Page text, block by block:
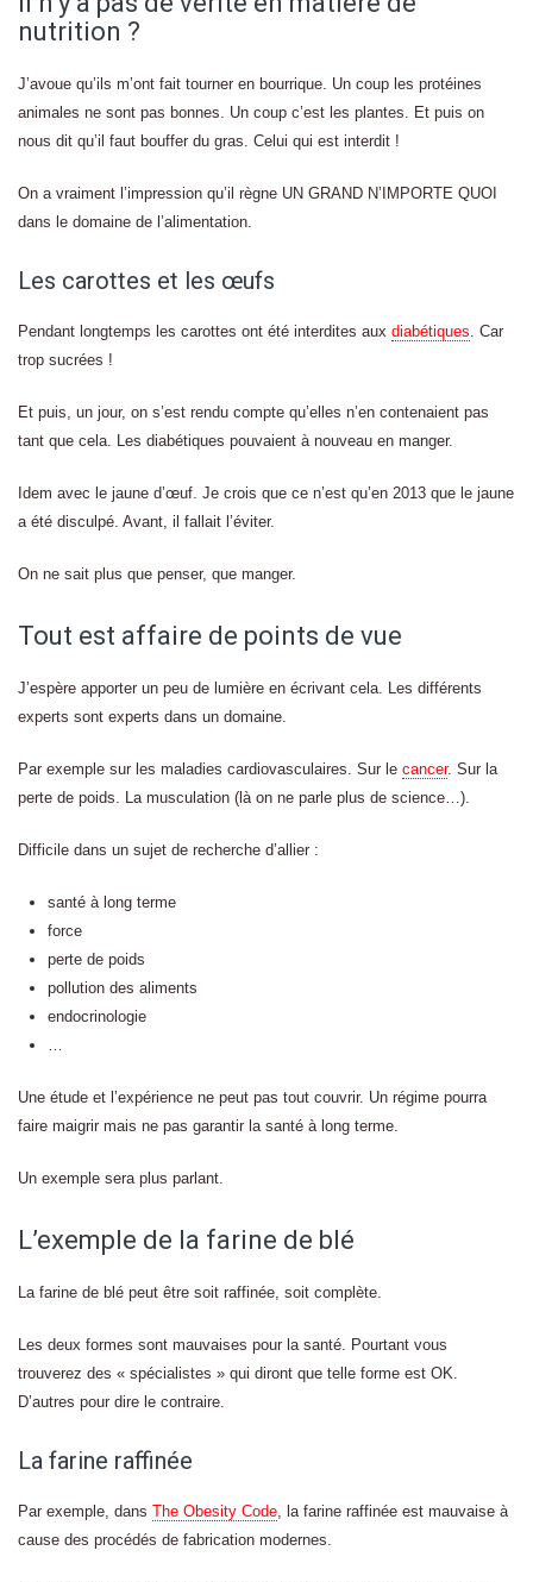
nutrition ?
J’avoue qu’ils m’ont fait tourner en bourrique. Un coup les protéines
animales ne sont pas bonnes. Un coup c’est les plantes. Et puis on
nous dit qu’il faut bouffer du gras. Celui qui est interdit !
On a vraiment l’impression qu’il règne UN GRAND N’IMPORTE QUOI
dans le domaine de l’alimentation.
Les carottes et les œufs
Pendant longtemps les carottes ont été interdites aux diabétiques. Car
trop sucrées !
Et puis, un jour, on s’est rendu compte qu’elles n’en contenaient pas
tant que cela. Les diabétiques pouvaient à nouveau en manger.
Idem avec le jaune d’œuf. Je crois que ce n’est qu’en 2013 que le jaune
a été disculpé. Avant, il fallait l’éviter.
On ne sait plus que penser, que manger.
Tout est affaire de points de vue
J’espère apporter un peu de lumière en écrivant cela. Les différents
experts sont experts dans un domaine.
Par exemple sur les maladies cardiovasculaires. Sur le cancer. Sur la
perte de poids. La musculation (là on ne parle plus de science…).
Difficile dans un sujet de recherche d’allier :
santé à long terme
force
perte de poids
pollution des aliments
endocrinologie
…
Une étude et l’expérience ne peut pas tout couvrir. Un régime pourra
faire maigrir mais ne pas garantir la santé à long terme.
Un exemple sera plus parlant.
L’exemple de la farine de blé
La farine de blé peut être soit raffinée, soit complète.
Les deux formes sont mauvaises pour la santé. Pourtant vous
trouverez des « spécialistes » qui diront que telle forme est OK.
D’autres pour dire le contraire.
La farine raffinée
Par exemple, dans The Obesity Code, la farine raffinée est mauvaise à
cause des procédés de fabrication modernes.